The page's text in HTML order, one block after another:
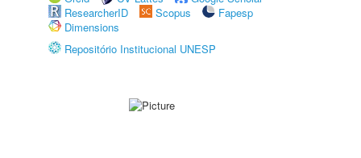
ResearcherID
Scopus
Fapesp
Dimensions
Repositório Institucional UNESP